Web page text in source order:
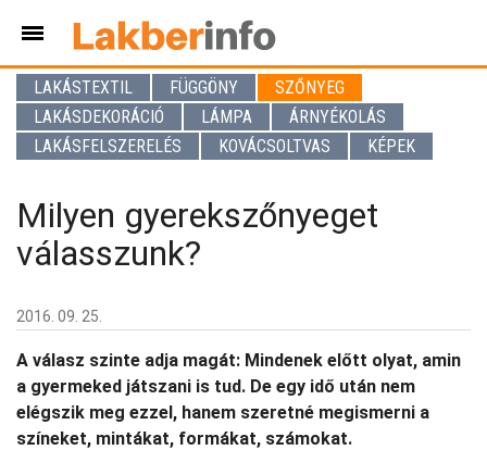
LAKÁSTEXTIL FÜGGÖNY
SZŐNYEG
LAKÁSDEKORÁCIÓ
LÁMPA
ÁRNYÉKOLÁS
LAKÁSFELSZERELÉS
KOVÁCSOLTVAS KÉPEK
Milyen gyerekszőnyeget
válasszunk?
2016. 09. 25.
A válasz szinte adja magát: Mindenek előtt olyat, amin
a gyermeked játszani is tud. De egy idő után nem
elégszik meg ezzel, hanem szeretné megismerni a
színeket, mintákat, formákat, számokat.